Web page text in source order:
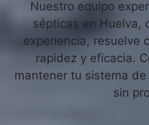
Nuestro equipo
sépticas en Huelva,
experiencia, resuelve
rapidez y eficacia.
mantener tu sistema
sin